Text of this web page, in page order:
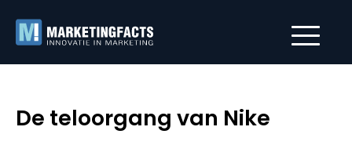
De teloorgang van Nike